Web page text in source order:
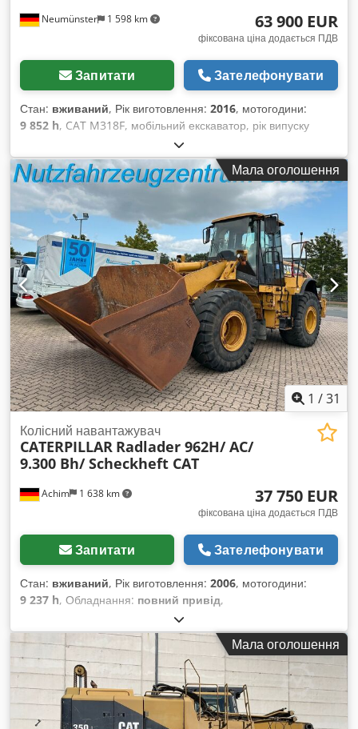
Neumünster 1 598 km 63 900 EUR
фіксована ціна додається ПДВ
Запитати Зателефонувати
Стан: вживаний, Рік виготовлення: 2016, мотогодини:
9 852 h, CAT M318F, мобільний екскаватор, рік випуску
2016, напрацювання всього 9 852 години! ---- Dwsdpsyzld
Defx Ac Uoa * Виробник: CAT * Модель: M318F * Рік
випуску: 2016 * Напрацювання: приблизно 9 852 години *
Остання перевірка проведена при напрацюванні близько 9
523 години (06/2025) * Німецький екскаватор / перший
власник * В комплекті: гідравлічний швидкозмінний
механізм Liebherr Likufix SWA48 * В комплекті: 1
глибококопаючий ковш * Хороший стан шин * Хороший
загальний стан * Кондиціонер * Централізована система
змащення (ЦСЗ) * Потужність: 129,4 кВт * Наявні документи
CE та підтвердження даних * Ціна: 63 900 євро, без ПДВ +
19% ПДВ. ---- З будь-якими питаннями звертайтеся за
телефоном: Erik Kortum: WhatsApp Вся інформація
надається без гарантії та відповідальності, можливі помилки
та попередній продаж.
Мала оголошення
1 /31
Achim 1 638 km
Колісний навантажувач
CATERPILLAR Radlader 962H/ AC/
9.300 Bh/ Scheckheft CAT
37 750 EUR
фіксована ціна додається ПДВ
Запитати Зателефонувати
Стан: вживаний, Рік виготовлення: 2006, мотогодини:
9 237 h, Обладнання: повний привід,
Мала оголошення